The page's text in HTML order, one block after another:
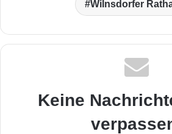
Wilnsdorfer
Keine